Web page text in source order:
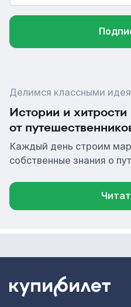
Делимся классными
Истории и хитрости
от
Каждый день строим
собственные знания о